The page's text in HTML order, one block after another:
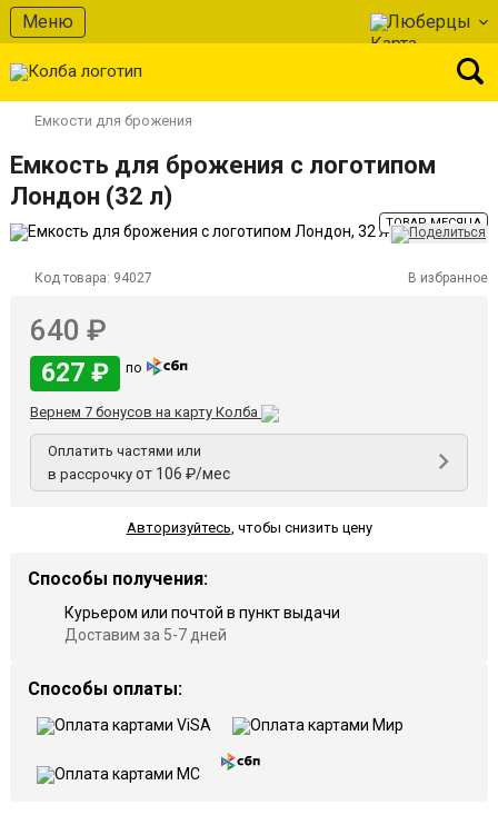
Меню Люберцы
Емкости для брожения
Емкость для брожения с логотипом
Лондон (32 л)
ТОВАР МЕСЯЦА
Код товара: 94027 В избранное
640 ₽
627 ₽ по
Вернем 7 бонусов на карту Колба
Оплатить частями или
в рассрочку от 106 ₽/мес
Авторизуйтесь, чтобы снизить цену
Способы получения:
Курьером или почтой в пункт выдачи
Доставим за 5-7 дней
Способы оплаты: